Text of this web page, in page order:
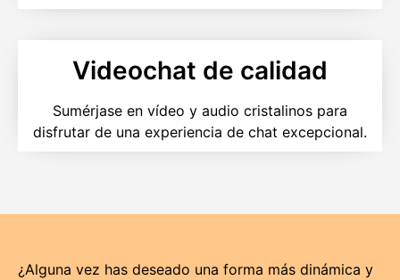
Videochat de calidad
Sumérjase en vídeo y audio cristalinos para
disfrutar de una experiencia de chat excepcional.
¿Alguna vez has deseado una forma más dinámica y